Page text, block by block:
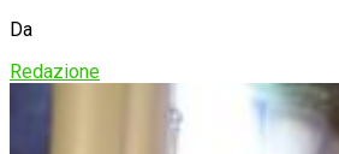
Da
Redazione